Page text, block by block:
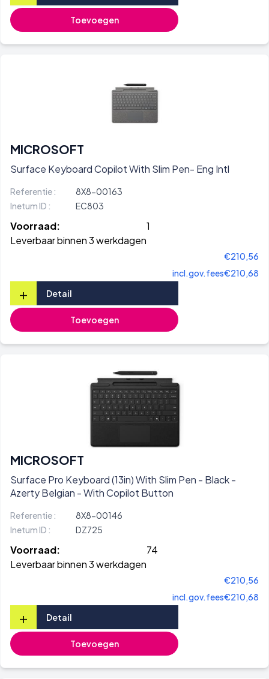
Toevoegen
MICROSOFT
Surface Keyboard Copilot With Slim Pen- Eng Intl
Referentie :
8X8-00163
Inetum ID :
EC803
Voorraad:
1
Leverbaar binnen 3 werkdagen
€210,56
incl.gov.fees€210,68
+ Detail
Toevoegen
MICROSOFT
Surface Pro Keyboard (13in) With Slim Pen - Black -
Azerty Belgian - With Copilot Button
Referentie :
8X8-00146
Inetum ID :
DZ725
Voorraad:
74
Leverbaar binnen 3 werkdagen
€210,56
incl.gov.fees€210,68
+ Detail
Toevoegen